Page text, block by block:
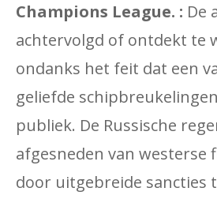
Champions League. : De
achtervolgd of ontdekt te
ondanks het feit dat een
geliefde
publiek. De Russische
afgesneden van westerse
door uitgebreide sancties